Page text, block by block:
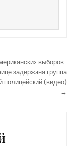
выборов
задержана группа
полицейский (видео)
→